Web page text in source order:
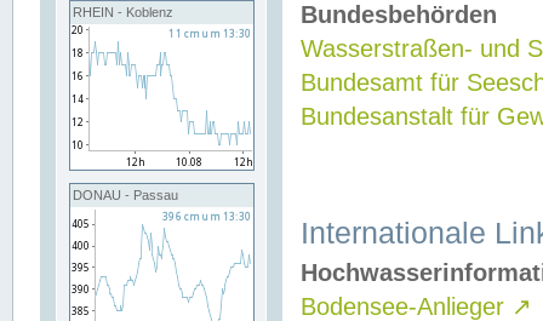
RHEIN - Koblenz
DONAU - Passau
Bundesbehörden
Wasserstraßen- und
Bundesamt für
Bundesanstalt für
Internationale
Bodensee-Anlieger ↗